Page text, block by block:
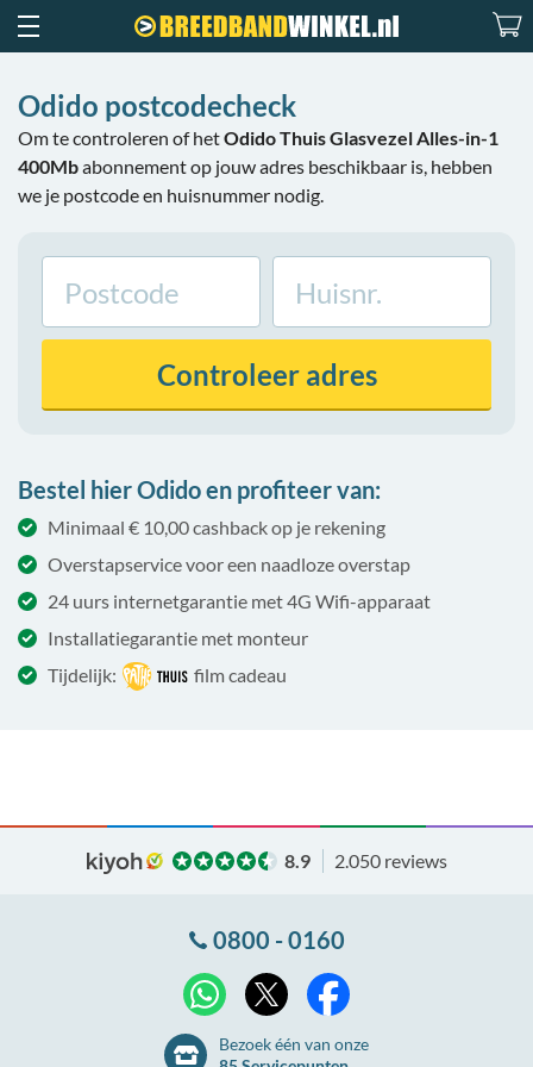
Odido postcodecheck
Om te controleren of hetOdido Thuis Glasvezel Alles-in-1
400Mbabonnement op jouw adres beschikbaar is, hebben
we je postcode en huisnummer nodig.
Controleeradres
Bestel hier Odido en profiteer van:
Minimaal € 10,00 cashback op je rekening
Overstapservice voor een naadloze overstap
24 uurs internetgarantie met 4G Wifi-apparaat
Installatiegarantie met monteur
Tijdelijk:
film cadeau
8.9 2.050 reviews
0800 - 0160
WhatsApp
Bezoek één van onze